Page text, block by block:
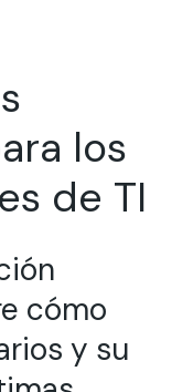
los
de TI
cómo
y su